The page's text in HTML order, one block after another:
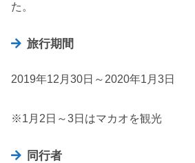
た。
旅行期間
2019年12月30日～2020年1月3日
※1月2日～3日はマカオを観光
同行者